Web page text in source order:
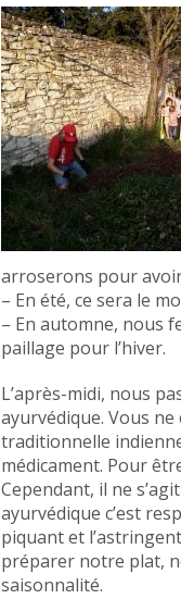
arroserons pour
– En été, ce sera le
– En automne, nous
paillage pour l’hiver.
L’après-midi, nous
ayurvédique. Vous ne
traditionnelle
médicament. Pour
Cependant, il ne
ayurvédique c’est
piquant et
préparer notre plat,
saisonnalité.